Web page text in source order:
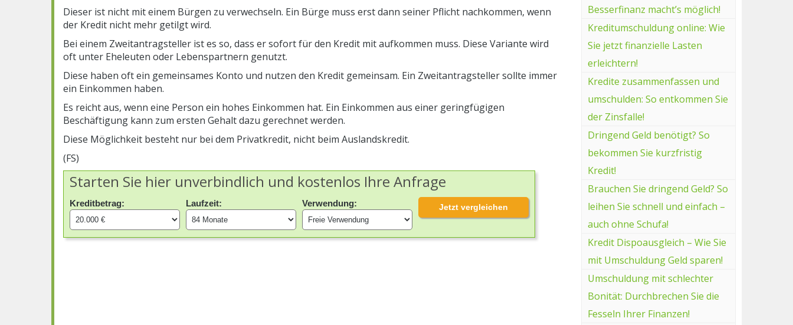
Dieser ist nicht mit einem Bürgen zu verwechseln. Ein Bürge muss erst dann seiner Pflicht nachkommen, wenn
der Kredit nicht mehr getilgt wird.
Bei einem Zweitantragsteller ist es so, dass er sofort für den Kredit mit aufkommen muss. Diese Variante wird
oft unter Eheleuten oder Lebenspartnern genutzt.
Diese haben oft ein gemeinsames Konto und nutzen den Kredit gemeinsam. Ein Zweitantragsteller sollte immer
ein Einkommen haben.
Es reicht aus, wenn eine Person ein hohes Einkommen hat. Ein Einkommen aus einer geringfügigen
Beschäftigung kann zum ersten Gehalt dazu gerechnet werden.
Diese Möglichkeit besteht nur bei dem Privatkredit, nicht beim Auslandskredit.
(FS)
Starten Sie hier unverbindlich und kostenlos Ihre Anfrage
Kreditbetrag: Laufzeit: Verwendung: Jetzt vergleichen
Besserfinanz macht’s möglich!
Kreditumschuldung online: Wie
Sie jetzt finanzielle Lasten
erleichtern!
Kredite zusammenfassen und
umschulden: So entkommen Sie
der Zinsfalle!
Dringend Geld benötigt? So
bekommen Sie kurzfristig
Kredit!
Brauchen Sie dringend Geld? So
leihen Sie schnell und einfach –
auch ohne Schufa!
Kredit Dispoausgleich – Wie Sie
mit Umschuldung Geld sparen!
Umschuldung mit schlechter
Bonität: Durchbrechen Sie die
Fesseln Ihrer Finanzen!